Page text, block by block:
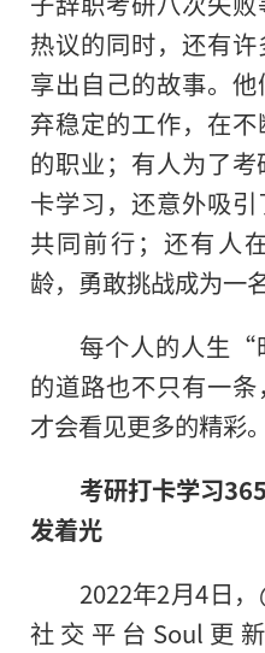
热议的同时，还有
享出自己的故事。
弃稳定的工作，在
的职业；有人为了
卡学习，还意外吸
共同前行；还有人
龄，勇敢挑战成为
每个人的人生“
的道路也不只有一条
才会看见更多的精彩。
考研打卡学习
发着光
2022年2月4日
社交平台Soul更